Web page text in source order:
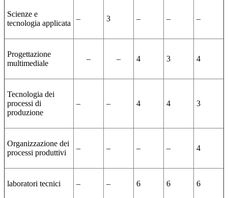
Scienze e
tecnologia applicata
– 3 – – –
Progettazione
multimediale
– – 4 3 4
Tecnologia dei
processi di
produzione
– – 4 4 3
Organizzazione dei
processi produttivi
– – – – 4
laboratori tecnici – – 6 6 6